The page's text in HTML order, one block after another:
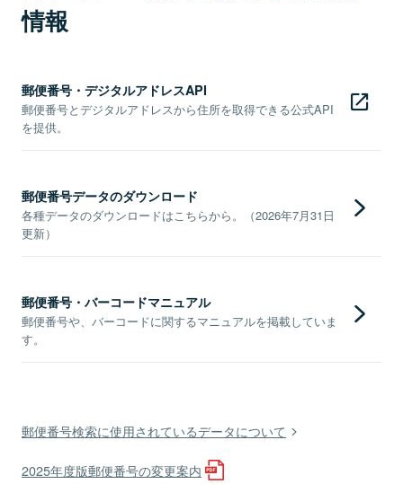
情報
郵便番号・デジタルアドレスAPI
郵便番号とデジタルアドレスから住所を取得できる公式API
を提供。
郵便番号データのダウンロード
各種データのダウンロードはこちらから。（2026年7月31日
更新）
郵便番号・バーコードマニュアル
郵便番号や、バーコードに関するマニュアルを掲載していま
す。
郵便番号検索に使用されているデータについて
2025年度版郵便番号の変更案内